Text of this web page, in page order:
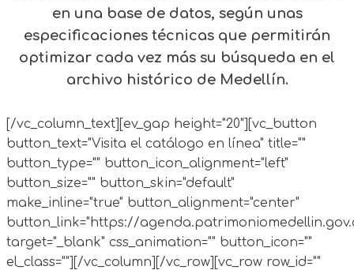
en una base de datos, según unas
especificaciones técnicas que permitirán
optimizar cada vez más su búsqueda en el
archivo histórico de Medellín.
[/vc_column_text][ev_gap height="20"][vc_button
button_text="Visita el catálogo en línea" title=""
button_type="" button_icon_alignment="left"
button_size="" button_skin="default"
make_inline="true" button_alignment="center"
button_link="https://
target="_blank" css_animation="" button_icon=""
el_class=""][/vc_column][/vc_row][vc_row row_id=""